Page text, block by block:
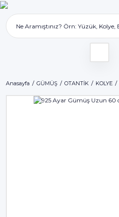
Anasayfa GÜMÜŞ OTANTİK KOLYE